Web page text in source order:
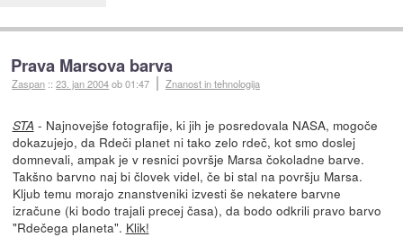
Prava Marsova barva
Zaspan ::23. jan 2004ob 01:47 Znanost in tehnologija
STA - Najnovejše fotografije, ki jih je posredovala NASA, mogoče
dokazujejo, da Rdeči planet ni tako zelo rdeč, kot smo doslej
domnevali, ampak je v resnici površje Marsa čokoladne barve.
Takšno barvno naj bi človek videl, če bi stal na površju Marsa.
Kljub temu morajo znanstveniki izvesti še nekatere barvne
izračune (ki bodo trajali precej časa), da bodo odkrili pravo barvo
"Rdečega planeta". Klik!